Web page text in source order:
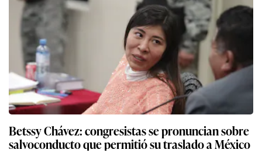
Betssy Chávez: congresistas se pronuncian sobre
salvoconducto que permitió su traslado a México